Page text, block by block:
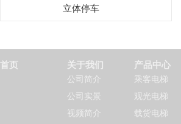
立体停车
首页 关于我们
公司简介
公司实景
视频简介
产品中心
乘客电梯
观光电梯
载货电梯